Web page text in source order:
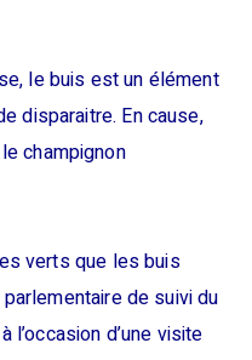
le buis est un élément
disparaitre. En cause,
champignon
verts que les buis
de suivi du
d’une visite